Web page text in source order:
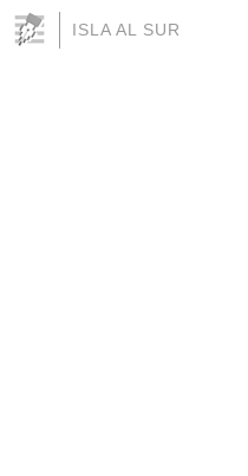
ISLA AL SUR